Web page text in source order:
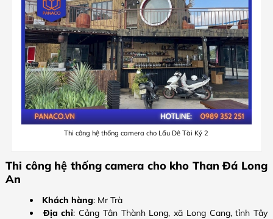
Thi công hệ thống camera cho Lẩu Dê Tài Ký 2
Thi công hệ thống camera cho kho Than Đá Long
An
Khách hàng: Mr Trà
Địa chỉ: Cảng Tân Thành Long, xã Long Cang, tỉnh Tây